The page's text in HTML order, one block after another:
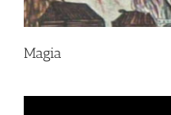
Magia